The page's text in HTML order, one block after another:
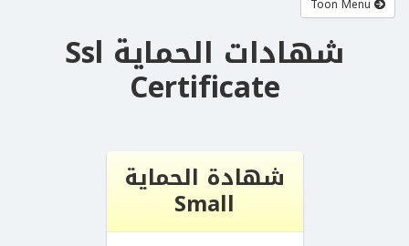
شهادات الحماية Ssl
Certificate
شهادة الحماية
Small